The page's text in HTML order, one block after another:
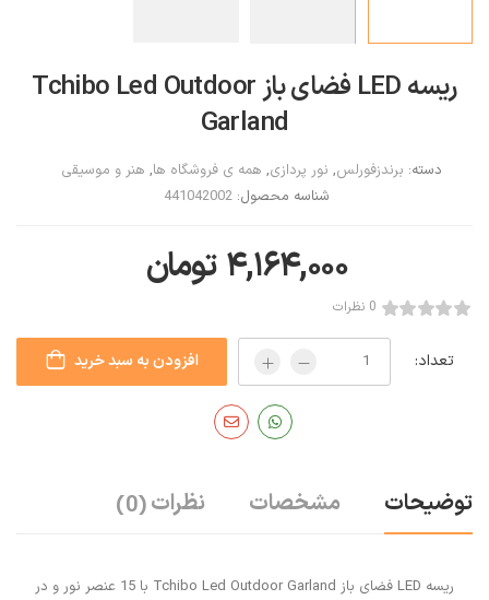
ریسه LED فضای باز Tchibo Led Outdoor
Garland
دسته: برندزفورلس, نور پردازی, همه ی فروشگاه ها, هنر و موسیقی
شناسه محصول:441042002
۴,۱۶۴,۰۰۰ تومان
0 نظرات
تعداد: افزودن به سبد خرید
توضیحات مشخصات نظرات(0)
ریسه LED فضای باز Tchibo Led Outdoor Garland با 15 عنصر نور و در